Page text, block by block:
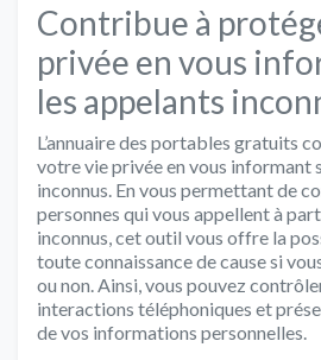
Contribue à
privée en vous
les appelants
L’annuaire des portables gratuits
votre vie privée en vous informant
inconnus. En vous permettant de
personnes qui vous appellent à
inconnus, cet outil vous offre la
toute connaissance de cause si
ou non. Ainsi, vous pouvez
interactions téléphoniques et
de vos informations personnelles.